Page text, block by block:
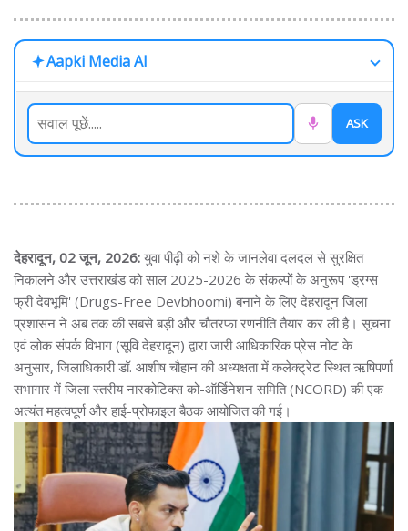
Aapki Media AI
ASK
देहरादून, 02 जून, 2026: युवा पीढ़ी को नशे के जानलेवा दलदल से सुरक्षित
निकालने और उत्तराखंड को साल 2025-2026 के संकल्पों के अनुरूप 'ड्रग्स
फ्री देवभूमि' (Drugs-Free Devbhoomi) बनाने के लिए देहरादून जिला
प्रशासन ने अब तक की सबसे बड़ी और चौतरफा रणनीति तैयार कर ली है। सूचना
एवं लोक संपर्क विभाग (सूवि देहरादून) द्वारा जारी आधिकारिक प्रेस नोट के
अनुसार, जिलाधिकारी डॉ. आशीष चौहान की अध्यक्षता में कलेक्ट्रेट स्थित ऋषिपर्णा
सभागार में जिला स्तरीय नारकोटिक्स को-ऑर्डिनेशन समिति (NCORD) की एक
अत्यंत महत्वपूर्ण और हाई-प्रोफाइल बैठक आयोजित की गई।